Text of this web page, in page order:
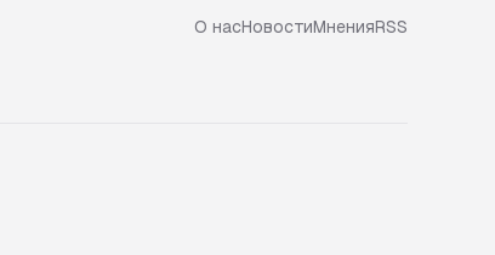
О насНовостиМненияRSS